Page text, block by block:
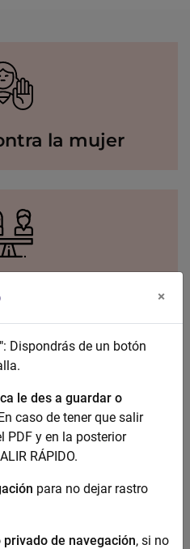
la mujer
Servicios
×
: Dispondrás de un botón
le des a guardar o
caso de tener que salir
PDF y en la posterior
RÁPIDO.
para no dejar rastro
de navegación, si no